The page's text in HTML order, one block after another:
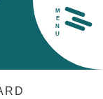
M
E
N
U